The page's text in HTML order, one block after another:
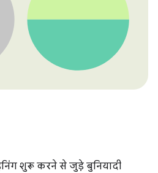
शुरू करने से जुड़े बुनियादी